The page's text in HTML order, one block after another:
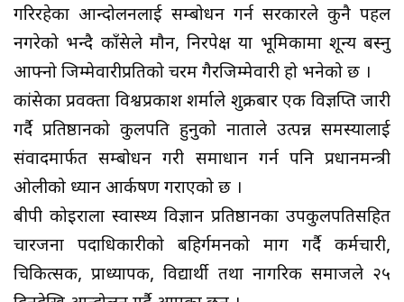
गरिरहेका आन्दोलनलाई सम्बोधन गर्न सरकारले कुनै पहल
नगरेको भन्दै काँग्रेसले मौन, निरपेक्ष या भूमिकामा शून्य बस्नु
आफ्नो जिम्मेवारीप्रतिको चरम गैरजिम्मेवारी हो भनेको छ ।
कांग्रेसका प्रवक्ता विश्वप्रकाश शर्माले शुक्रबार एक विज्ञप्ति जारी
गर्दै प्रतिष्ठानको कुलपति हुनुको नाताले उत्पन्न समस्यालाई
संवादमार्फत सम्बोधन गरी समाधान गर्न पनि प्रधानमन्त्री
ओलीको ध्यान आर्कषण गराएको छ ।
बीपी कोइराला स्वास्थ्य विज्ञान प्रतिष्ठानका उपकुलपतिसहित
चारजना पदाधिकारीको बहिर्गमनको माग गर्दै कर्मचारी,
चिकित्सक, प्राध्यापक, विद्यार्थी तथा नागरिक समाजले २५